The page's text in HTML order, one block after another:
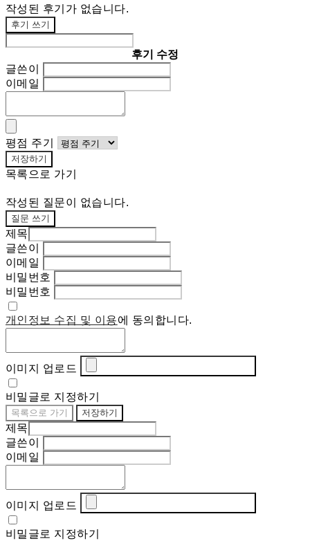
작성된 후기가 없습니다.
후기 쓰기
후기 수정
글쓴이
이메일
평점 주기
저장하기
목록으로 가기
작성된 질문이 없습니다.
질문 쓰기
제목
글쓴이
이메일
비밀번호
비밀번호
개인정보 수집 및 이용에 동의합니다.
이미지 업로드
비밀글로 지정하기
목록으로 가기 저장하기
제목
글쓴이
이메일
이미지 업로드
비밀글로 지정하기